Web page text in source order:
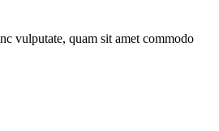
vulputate, quam sit amet commodo